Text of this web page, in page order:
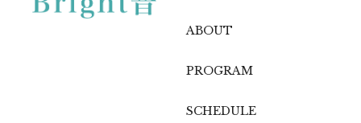
ABOUT
PROGRAM
SCHEDULE